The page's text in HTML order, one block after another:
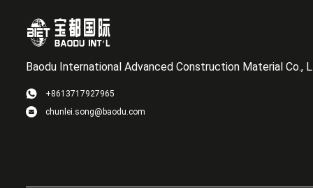
Baodu International Advanced Construction Material Co.,
+8613717927965
chunlei.song@baodu.com